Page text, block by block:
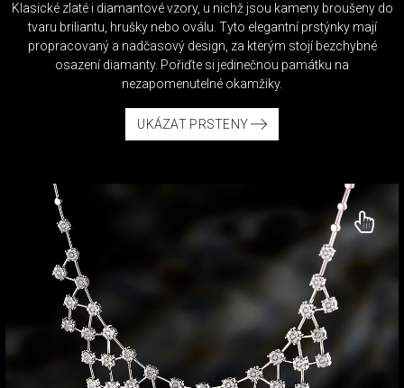
Klasické zlaté i diamantové vzory, u nichž jsou kameny broušeny do
tvaru briliantu, hrušky nebo oválu. Tyto elegantní prstýnky mají
propracovaný a nadčasový design, za kterým stojí bezchybné
osazení diamanty. Pořiďte si jedinečnou památku na
nezapomenutelné okamžiky.
UKÁZAT PRSTENY